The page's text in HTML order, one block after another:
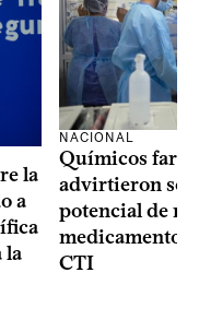
la
a
la
NACIONAL
Químicos
advirtieron
potencial de
medicamentos
CTI